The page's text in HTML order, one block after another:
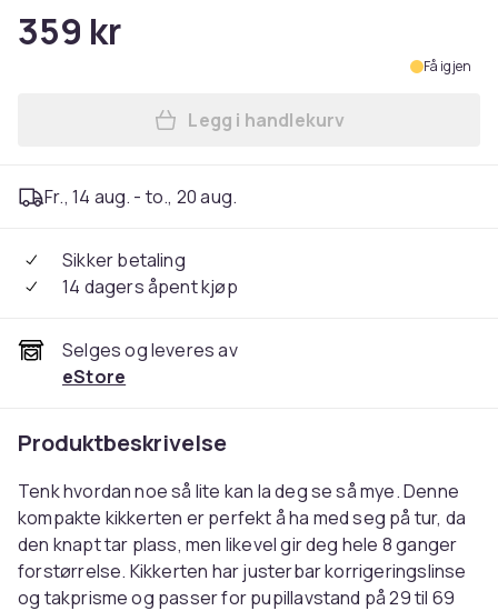
359 kr
Få igjen
Legg Kompakt Kikkert - 8x
Legg i handlekurv
Fr., 14 aug. - to., 20 aug.
Sikker betaling
14 dagers åpent kjøp
Selges og leveres av
eStore
Produktbeskrivelse
Tenk hvordan noe så lite kan la deg se så mye. Denne
kompakte kikkerten er perfekt å ha med seg på tur, da
den knapt tar plass, men likevel gir deg hele 8 ganger
forstørrelse. Kikkerten har justerbar korrigeringslinse
og takprisme og passer for pupillavstand på 29 til 69